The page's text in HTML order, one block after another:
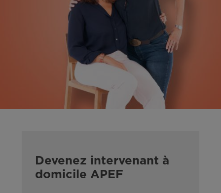
Devenez intervenant à
domicile APEF